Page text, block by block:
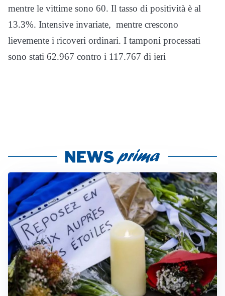
mentre le vittime sono 60. Il tasso di positività è al
13.3%. Intensive invariate, mentre crescono
lievemente i ricoveri ordinari. I tamponi processati
sono stati 62.967 contro i 117.767 di ieri